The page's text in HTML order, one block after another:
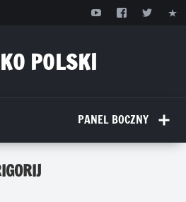
POLSKI
PANEL BOCZNY